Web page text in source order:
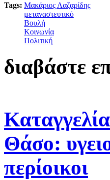
Tags: Μακάριος Λαζαρίδης
μεταναστευτικό
Βουλή
Κοινωνία
Πολιτική
διαβάστε
Θάσο:
περίοικοι